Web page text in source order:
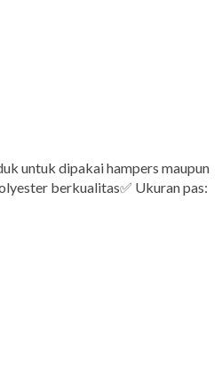
untuk dipakai hampers maupun
berkualitas✅ Ukuran pas: